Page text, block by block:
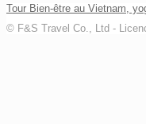
Tour Bien-être au Vietnam,
© F&S Travel Co., Ltd -